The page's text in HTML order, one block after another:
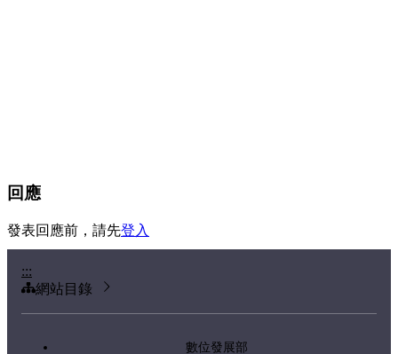
回應
發表回應前，請先登入
:::
網站目錄
數位發展部